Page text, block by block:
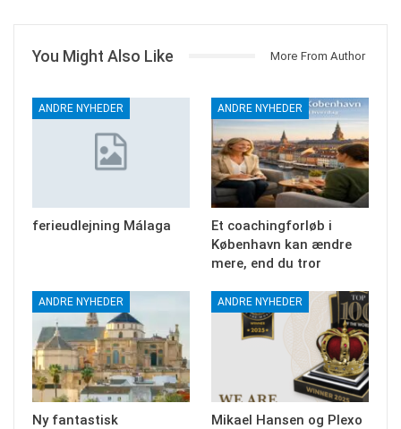
You Might Also Like More From Author
ANDRE NYHEDER
ferieudlejning Málaga
ANDRE NYHEDER
Et coachingforløb i
København kan ændre
mere, end du tror
ANDRE NYHEDER
Ny fantastisk
ANDRE NYHEDER
Mikael Hansen og Plexo